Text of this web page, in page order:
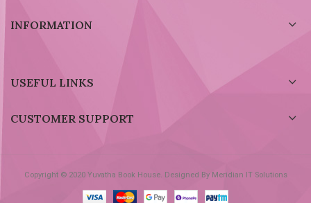
INFORMATION
USEFUL LINKS
CUSTOMER SUPPORT
Copyright © 2020 Yuvatha Book House. Designed By Meridian IT Solutions